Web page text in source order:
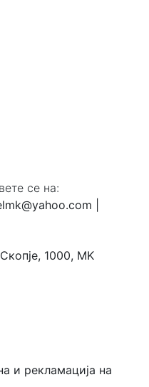
се на:
1000, MK
и рекламација на